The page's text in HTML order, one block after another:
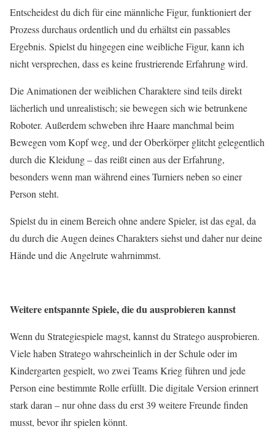
Entscheidest du dich für eine männliche Figur, funktioniert der
Prozess durchaus ordentlich und du erhältst ein passables
Ergebnis. Spielst du hingegen eine weibliche Figur, kann ich
nicht versprechen, dass es keine frustrierende Erfahrung wird.
Die Animationen der weiblichen Charaktere sind teils direkt
lächerlich und unrealistisch; sie bewegen sich wie betrunkene
Roboter. Außerdem schweben ihre Haare manchmal beim
Bewegen vom Kopf weg, und der Oberkörper glitcht gelegentlich
durch die Kleidung – das reißt einen aus der Erfahrung,
besonders wenn man während eines Turniers neben so einer
Person steht.
Spielst du in einem Bereich ohne andere Spieler, ist das egal, da
du durch die Augen deines Charakters siehst und daher nur deine
Hände und die Angelrute wahrnimmst.
Weitere entspannte Spiele, die du ausprobieren kannst
Wenn du Strategiespiele magst, kannst du Strategoausprobieren.
Viele haben Stratego wahrscheinlich in der Schule oder im
Kindergarten gespielt, wo zwei Teams Krieg führen und jede
Person eine bestimmte Rolle erfüllt. Die digitale Version erinnert
stark daran – nur ohne dass du erst 39 weitere Freunde finden
musst, bevor ihr spielen könnt.